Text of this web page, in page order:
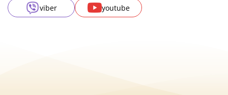
viber
youtube